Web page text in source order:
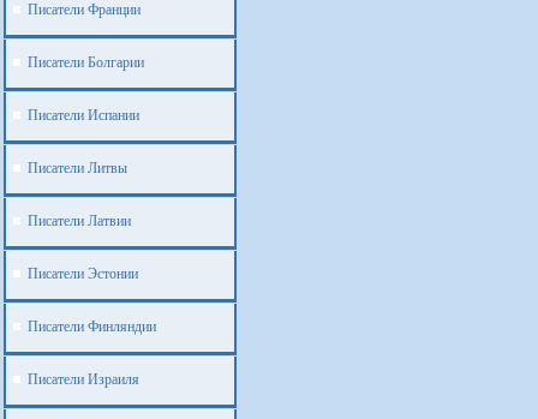
Писатели Франции
Писатели Болгарии
Писатели Испании
Писатели Литвы
Писатели Латвии
Писатели Эстонии
Писатели Финляндии
Писатели Израиля